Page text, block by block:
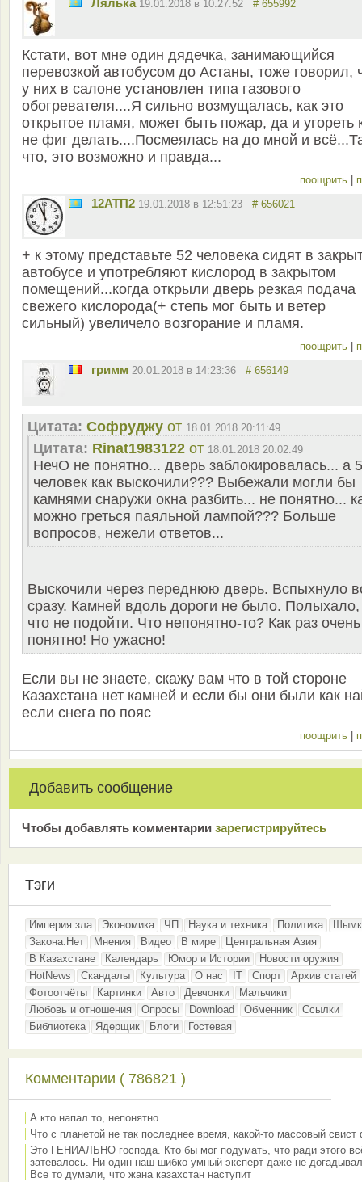
Лялька 19.01.2018 в 10:27:52 # 655992
Кстати, вот мне один дядечка, занимающийся
перевозкой автобусом до Астаны, тоже говорил,
у них в салоне установлен типа газового
обогревателя....Я сильно возмущалась, как это
открытое пламя, может быть пожар, да и угореть
не фиг делать....Посмеялась на до мной и
что, это возможно и правда...
поощрить
12АТП2 19.01.2018 в 12:51:23 # 656021
+ к этому представьте 52 человека сидят в
автобусе и употребляют кислород в закрытом
помещений...когда открыли дверь резкая подача
свежего кислорода(+ степь мог быть и ветер
сильный) увеличело возгорание и пламя.
поощрить
гримм 20.01.2018 в 14:23:36 # 656149
Цитата: Софруджу от 18.01.2018 20:11:49
Цитата: Rinat1983122 от 18.01.2018 20:02:49
НечО не понятно... дверь заблокировалась... а 5
человек как выскочили??? Выбежали могли бы
камнями снаружи окна разбить... не понятно...
можно греться паяльной лампой??? Больше
вопросов, нежели ответов...
Выскочили через переднюю дверь. Вспыхнуло
сразу. Камней вдоль дороги не было. Полыхало,
что не подойти. Что непонятно-то? Как раз очень
понятно! Но ужасно!
Если вы не знаете, скажу вам что в той стороне
Казахстана нет камней и если бы они были как
если снега по пояс
поощрить
Добавить сообщение
Чтобы добавлять комментарии зарeгиcтрирyйтeсь
Тэги
Империя зла Экономика ЧП Наука и техника Политика
Закона.Нет
Мнения Видео В мире
Центральная Азия
В Казахстане
Календарь Юмор и Истории
Новости оружия
HotNews
Скандалы Культура О нас IT Спорт
Архив статей
Фотоотчёты
Картинки Авто Девчонки
Мальчики
Любовь и отношения
Опросы Download Обменник
Ссылки
Библиотека
Ядерщик Блоги Гостевая
Комментарии ( 786821 )
А кто напал то, непонятно
Что с планетой не так последнее время, какой-то массовый свист
Это ГЕНИАЛЬНО господа. Кто бы мог подумать, что ради этого
затевалось. Ни один наш шибко умный эксперт даже не
Все то думали, что жана казахстан наступит